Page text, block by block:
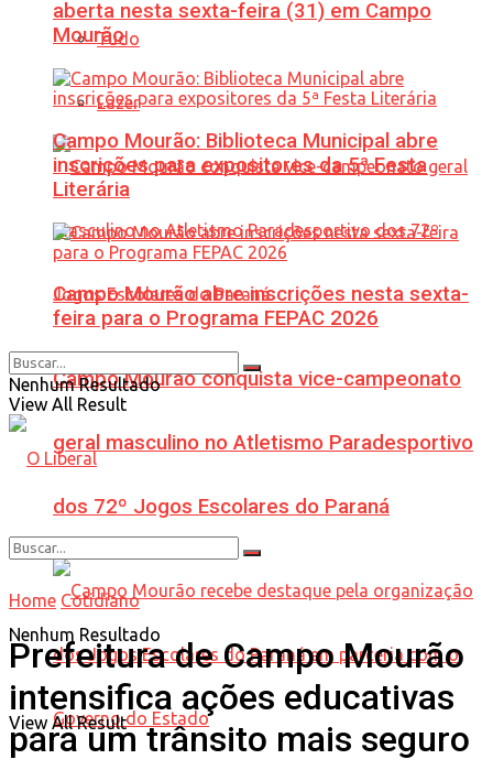
Tudo
Lazer
Campo Mourão conquista vice-campeonato
geral masculino no Atletismo Paradesportivo
dos 72º Jogos Escolares do Paraná
aberta nesta sexta-feira (31) em Campo
Mourão
Campo Mourão: Biblioteca Municipal abre
inscrições para expositores da 5ª Festa
Literária
Campo Mourão abre inscrições nesta sexta-
feira para o Programa FEPAC 2026
Nenhum Resultado
View All Result
Nenhum Resultado
View All Result
Home Cotidiano
Prefeitura de Campo Mourão
intensifica ações educativas
para um trânsito mais seguro